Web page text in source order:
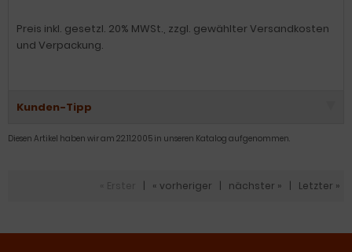
Preis inkl. gesetzl. 20% MWSt., zzgl. gewählter Versandkosten
und Verpackung.
Kunden-Tipp
Diesen Artikel haben wir am 22.11.2005 in unseren Katalog aufgenommen.
« vorheriger nächster » Letzter »